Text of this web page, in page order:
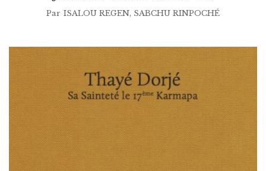
Par ISALOU REGEN, SABCHU RINPOCHÉ